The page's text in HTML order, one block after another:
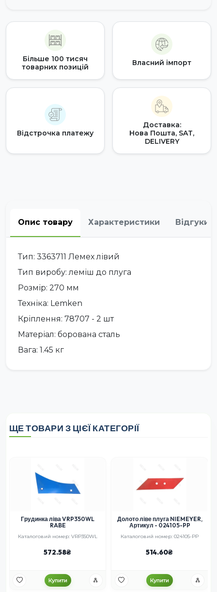
Більше 100 тисяч
товарних позицій
Власний імпорт
Відстрочка платежу
Доставка:
Нова Пошта, SAT,
DELIVERY
Опис товару Характеристики Відгуки
Тип: 3363711 Лемех лівий
Тип виробу: леміш до плуга
Розмір: 270 мм
Техніка: Lemken
Кріплення: 78707 - 2 шт
Матеріал: борована сталь
Вага: 1.45 кг
ЩЕ ТОВАРИ З ЦІЄЇ КАТЕГОРІЇ
Грудинка ліва VRP350WL
RABE
Каталоговий номер: VRP350WL
572.58
Купити
Долото ліве плуга NIEMEYER,
Артикул - 024105-PP
Каталоговий номер: 024105-PP
514.60
Купити